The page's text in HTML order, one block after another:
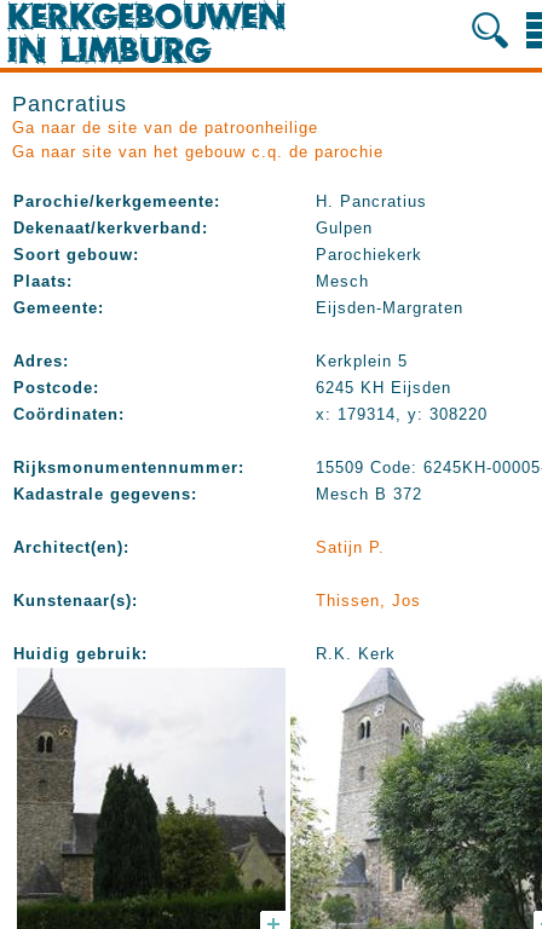
Pancratius
Ga naar de site van de patroonheilige
Ga naar site van het gebouw c.q. de parochie
Parochie/kerkgemeente:
H. Pancratius
Dekenaat/kerkverband:
Gulpen
Soort gebouw:
Parochiekerk
Plaats:
Mesch
Gemeente:
Eijsden-Margraten
Adres:
Kerkplein 5
Postcode:
6245 KH Eijsden
Coördinaten:
x: 179314, y: 308220
Rijksmonumentennummer:
15509 Code: 6245KH-
Kadastrale gegevens:
Mesch B 372
Architect(en): Satijn P.
Kunstenaar(s): Thissen, Jos
Huidig gebruik: R.K. Kerk